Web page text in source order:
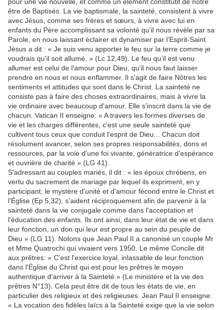
être de Baptisés. La vie baptismale, la sainteté, consistent à vivre
avec Jésus, comme ses frères et sœurs, à vivre avec lui en
enfants du Père accomplissant sa volonté qu'il nous révèle par sa
Parole, en nous laissant éclairer et dynamiser par l'Esprit-Saint.
Jésus a dit : « Je suis venu apporter le feu sur la terre comme je
voudrais qu'il soit allumé. » (Lc 12,49). Le feu qu’il est venu
allumer est celui de l'amour pour Dieu, qu'il nous faut laisser
prendre en nous et nous enflammer. Il s'agit de faire Nôtres les
sentiments et attitudes qui sont dans le Christ. La sainteté ne
consiste pas à faire des choses extraordinaires, mais à vivre la
vie ordinaire avec beaucoup d'amour. Elle s'inscrit dans la vie de
chacun. Vatican II enseigne: « A travers les formes diverses de
vie et les charges différentes, c'est une seule sainteté que
cultivent tous ceux que conduit l'esprit de Dieu... Chacun doit
résolument avancer, selon ses propres responsabilités, dons et
ressources, par la voie d'une foi vivante, génératrice d'espérance
et ouvrière de charité » (LG 41).
S'adressant au couples mariés, il dit : « les époux chrétiens, en
vertu du sacrement de mariage par lequel ils expriment, en y
participant, le mystère d'unité et d'amour fécond entre le Christ et
l'Église (Ep 5,32), s'aident réciproquement afin de parvenir à la
sainteté dans la vie conjugale comme dans l'acceptation et
l'éducation des enfants. Ils ont ainsi, dans leur état de vie et dans
leur fonction, un don qui leur est propre au sein du peuple de
Dieu » (LG 11). Notons que Jean Paul II a canonisé un couple Mr
et Mme Quatrochi qui vivaient vers 1950. Le même Concile dit
aux prêtres: « C'est l'exercice loyal, inlassable de leur fonction
dans l'Église du Christ qui est pour les prêtres le moyen
authentique d'arriver à la Sainteté » (Le ministère et la vie des
prêtres N°13). Cela peut être dit de tous les états de vie, en
particulier des religieux et des religieuses. Jean Paul II enseigne:
« La vocation des fidèles laïcs à la Sainteté exige que la vie selon